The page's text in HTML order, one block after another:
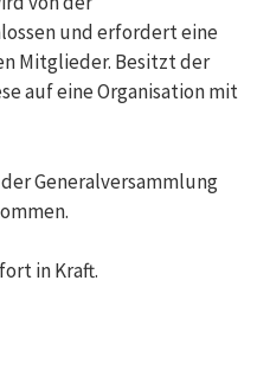
und erfordert eine
Mitglieder. Besitzt der
auf eine Organisation mit
Generalversammlung
in Kraft.